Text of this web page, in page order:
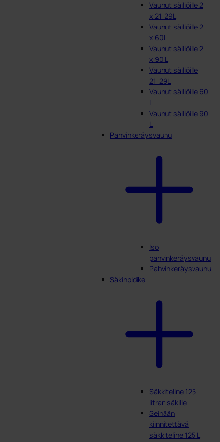
Vaunut säiliöille 2
x 21-29L
Vaunut säiliöille 2
x 60L
Vaunut säiliöille 2
x 90 L
Vaunut säiliöille
21-29L
Vaunut säiliöille 60
L
Vaunut säiliöille 90
L
Pahvinkeräysvaunu
Iso
pahvinkeräysvaunu
Pahvinkeräysvaunu
Säkinpidike
Säkkiteline 125
litran säkille
Seinään
kiinnitettävä
säkkiteline 125 L